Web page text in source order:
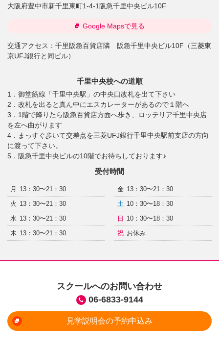
大阪府豊中市新千里東町1-4-1阪急千里中央ビル10F
交通アクセス： 千里阪急百貨店隣 阪急千里中央ビル10F（三菱東
京UFJ銀行と同ビル）
Google Mapsで見る
千里中央校への道順
1．御堂筋線「千里中央駅」の中央口改札を出て下さい
2．改札を出ると真ん中にエスカレーターがあるので１階へ
3．1階で降りたら阪急百貨店方面へ歩き、ロッテリア千里中央店
を左へ曲がります
4．まっすぐ歩いて交差点を三菱UFJ銀行千里中央駅前支店の方向
に渡って下さい。
5．阪急千里中央ビルの10階でお待ちしております♪
受付時間
月
13：30〜21：30
火 13：30〜21：30
水 13：30〜21：30
木 13：30〜21：30
金 13：30〜21：30
土 10：30〜18：30
日
10：30〜18：30
祝 お休み
スクールへのお問い合わせ
06-6833-9144
見学説明会の予約申込み